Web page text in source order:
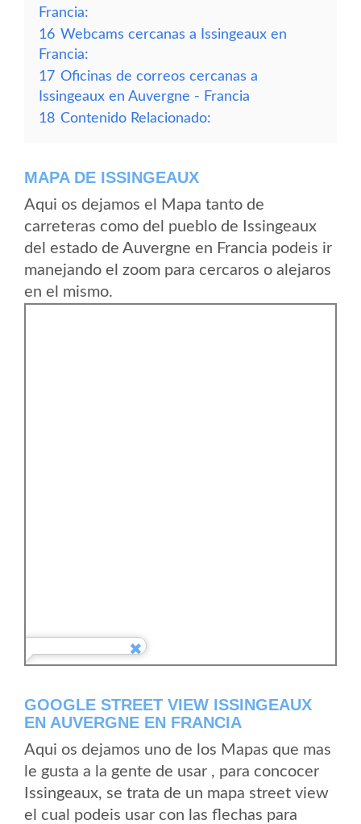
Francia:
16 Webcams cercanas a Issingeaux en
Francia:
17 Oficinas de correos cercanas a
Issingeaux en Auvergne - Francia
18 Contenido Relacionado:
MAPA DE ISSINGEAUX
Aqui os dejamos el Mapa tanto de
carreteras como del pueblo de Issingeaux
del estado de Auvergne en Francia podeis ir
manejando el zoom para cercaros o alejaros
en el mismo.
GOOGLE STREET VIEW ISSINGEAUX
EN AUVERGNE EN FRANCIA
Aqui os dejamos uno de los Mapas que mas
le gusta a la gente de usar , para concocer
Issingeaux, se trata de un mapa street view
el cual podeis usar con las flechas para